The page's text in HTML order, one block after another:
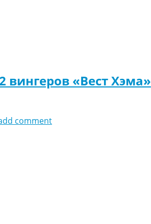
вингеров «Вест Хэма»
comment